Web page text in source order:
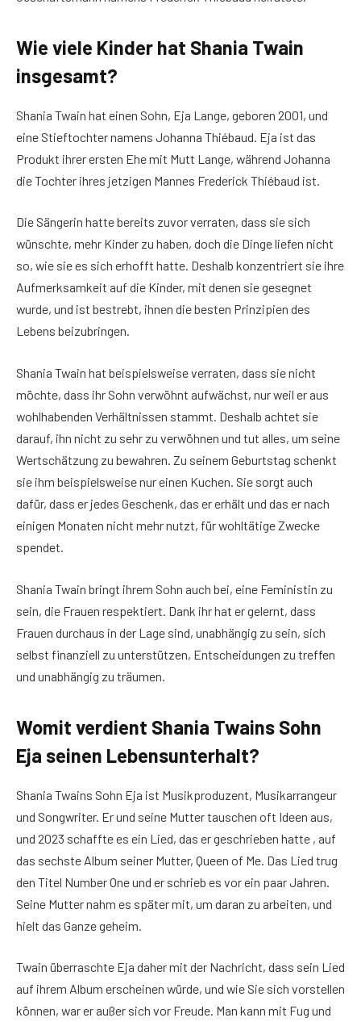
Wie viele Kinder hat Shania Twain
insgesamt?
Shania Twain hat einen Sohn, Eja Lange, geboren 2001, und
eine Stieftochter namens Johanna Thiébaud. Eja ist das
Produkt ihrer ersten Ehe mit Mutt Lange, während Johanna
die Tochter ihres jetzigen Mannes Frederick Thiébaud ist.
Die Sängerin hatte bereits zuvor verraten, dass sie sich
wünschte, mehr Kinder zu haben, doch die Dinge liefen nicht
so, wie sie es sich erhofft hatte. Deshalb konzentriert sie ihre
Aufmerksamkeit auf die Kinder, mit denen sie gesegnet
wurde, und ist bestrebt, ihnen die besten Prinzipien des
Lebens beizubringen.
Shania Twain hat beispielsweise verraten, dass sie nicht
möchte, dass ihr Sohn verwöhnt aufwächst, nur weil er aus
wohlhabenden Verhältnissen stammt. Deshalb achtet sie
darauf, ihn nicht zu sehr zu verwöhnen und tut alles, um seine
Wertschätzung zu bewahren. Zu seinem Geburtstag schenkt
sie ihm beispielsweise nur einen Kuchen. Sie sorgt auch
dafür, dass er jedes Geschenk, das er erhält und das er nach
einigen Monaten nicht mehr nutzt, für wohltätige Zwecke
spendet.
Shania Twain bringt ihrem Sohn auch bei, eine Feministin zu
sein, die Frauen respektiert. Dank ihr hat er gelernt, dass
Frauen durchaus in der Lage sind, unabhängig zu sein, sich
selbst finanziell zu unterstützen, Entscheidungen zu treffen
und unabhängig zu träumen.
Womit verdient Shania Twains Sohn
Eja seinen Lebensunterhalt?
Shania Twains Sohn Eja ist Musikproduzent, Musikarrangeur
und Songwriter. Er und seine Mutter tauschen oft Ideen aus,
und 2023 schaffte es ein Lied, das er geschrieben hatte , auf
das sechste Album seiner Mutter, Queen of Me. Das Lied trug
den Titel Number One und er schrieb es vor ein paar Jahren.
Seine Mutter nahm es später mit, um daran zu arbeiten, und
hielt das Ganze geheim.
Twain überraschte Eja daher mit der Nachricht, dass sein Lied
auf ihrem Album erscheinen würde, und wie Sie sich vorstellen
können, war er außer sich vor Freude. Man kann mit Fug und